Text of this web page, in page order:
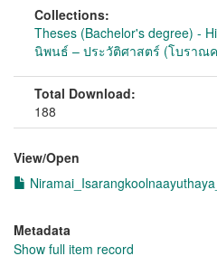
Collections:
Theses (Bachelor's degree) -
นิพนธ์ – ประวัติศาสตร์ (โบราณ
Total Download:
188
View/Open
Metadata
Show full item record